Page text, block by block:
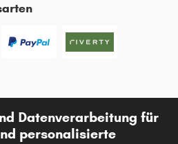
Datenverarbeitung für
personalisierte